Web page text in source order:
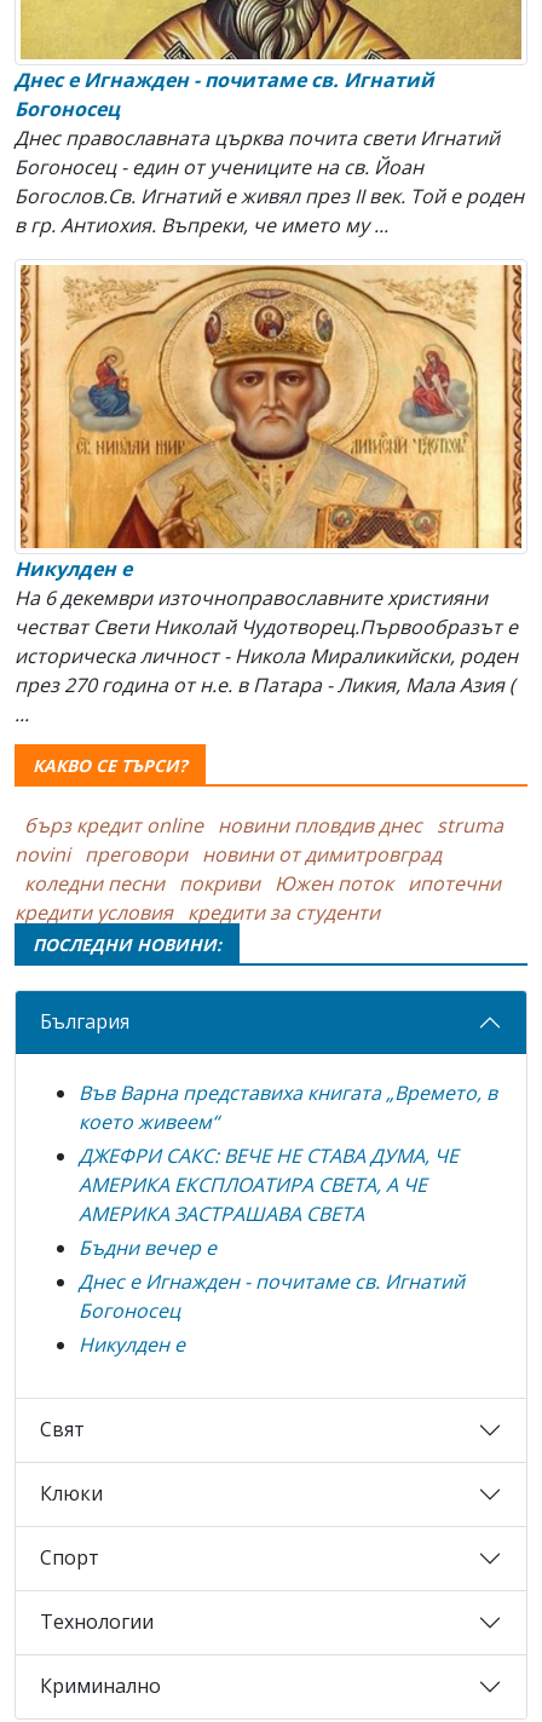
Днес е Игнажден - почитаме св. Игнатий
Богоносец
Днес православната църква почита свети Игнатий
Богоносец - един от учениците на св. Йоан
Богослов.Св. Игнатий е живял през ІІ век. Той е роден
в гр. Антиохия. Въпреки, че името му ...
Никулден е
На 6 декември източноправославните християни
честват Свeти Николай Чудотворец.Първообразът е
историческа личност - Никола Мираликийски, роден
през 270 година от н.е. в Патара - Ликия, Мала Азия (
...
КАКВО СЕ ТЪРСИ?
бърз кредит online новини пловдив днес struma
novini преговори новини от димитровград
коледни песни покриви Южен поток ипотечни
кредити условия кредити за студенти
ПОСЛЕДНИ НОВИНИ:
България
Във Варна представиха книгата „Времето, в
което живеем“
ДЖЕФРИ САКС: ВЕЧЕ НЕ СТАВА ДУМА, ЧЕ
АМЕРИКА ЕКСПЛОАТИРА СВЕТА, А ЧЕ
АМЕРИКА ЗАСТРАШАВА СВЕТА
Бъдни вечер е
Днес е Игнажден - почитаме св. Игнатий
Богоносец
Никулден е
Свят
Клюки
Спорт
Технологии
Криминално